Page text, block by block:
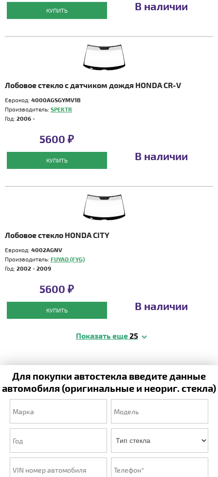
КУПИТЬ В наличии
Лобовое стекло с датчиком дождя HONDA CR-V
Еврокод: 4000AGSGYMV1B
Производитель: SPEKTR
Год: 2006 -
5600 ₽
КУПИТЬ В наличии
Лобовое стекло HONDA CITY
Еврокод: 4002AGNV
Производитель: FUYAO (FYG)
Год: 2002 - 2009
5600 ₽
КУПИТЬ В наличии
Показать еще25
Для покупки автостекла введите данные
автомобиля (оригинальные и неориг. стекла)